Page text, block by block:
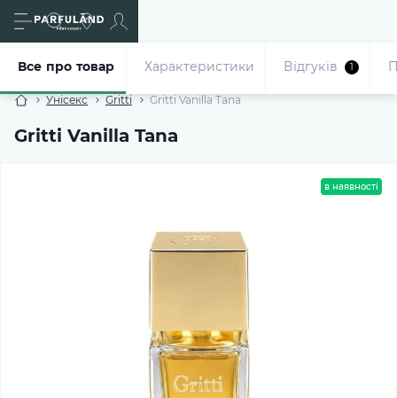
Унісекс Gritti Gritti Vanilla Tana
Gritti Vanilla Tana
Все про товар Характеристики Відгуків 1
в наявності